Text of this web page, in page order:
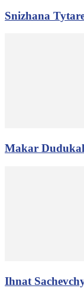
Snizhana
Makar
Ihnat